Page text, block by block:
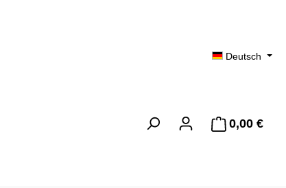
Deutsch
0,00 €